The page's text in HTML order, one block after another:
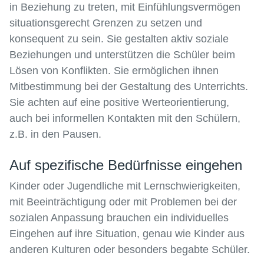
in Beziehung zu treten, mit Einfühlungsvermögen
situationsgerecht Grenzen zu setzen und
konsequent zu sein. Sie gestalten aktiv soziale
Beziehungen und unterstützen die Schüler beim
Lösen von Konflikten. Sie ermöglichen ihnen
Mitbestimmung bei der Gestaltung des Unterrichts.
Sie achten auf eine positive Werteorientierung,
auch bei informellen Kontakten mit den Schülern,
z.B. in den Pausen.
Auf spezifische Bedürfnisse eingehen
Kinder oder Jugendliche mit Lernschwierigkeiten,
mit Beeinträchtigung oder mit Problemen bei der
sozialen Anpassung brauchen ein individuelles
Eingehen auf ihre Situation, genau wie Kinder aus
anderen Kulturen oder besonders begabte Schüler.